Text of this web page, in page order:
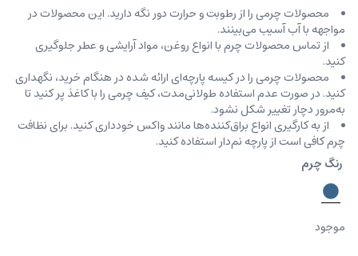
محصولات چرمی را از رطوبت و حرارت دور نگه دارید. این محصولات در
مواجهه با آب آسیب می‌بینند.
از تماس محصولات چرم با انواع روغن‌، مواد آرایشی و عطر جلوگیری
کنید.
محصولات چرمی را در کیسه‌ پارچه‌ای ارائه شده در هنگام خرید، ‌نگهداری
کنید. در صورت عدم استفاده طولانی‌مدت، کیف‌ چرمی را با کاغذ پر کنید تا
به‌مرور دچار تغییر شکل نشود.
از به کارگیری انواع براق‌کننده‌ها مانند واکس خودداری کنید. برای نظافت
چرم کافی است از پارچه‌ نم‌دار استفاده کنید.
رنگ چرم
موجود